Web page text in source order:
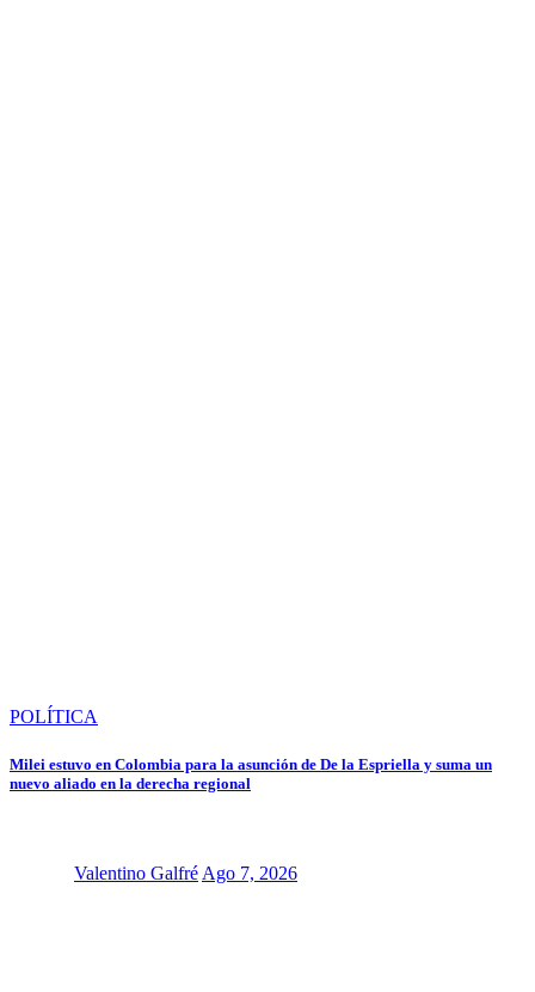
POLÍTICA
Milei estuvo en Colombia para la asunción de De la Espriella y suma un
nuevo aliado en la derecha regional
Valentino Galfré Ago 7, 2026